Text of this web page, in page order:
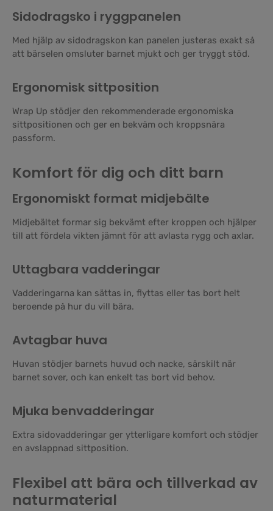
Sidodragsko i ryggpanelen
Med hjälp av sidodragskon kan panelen justeras exakt så
att bärselen omsluter barnet mjukt och ger tryggt stöd.
Ergonomisk sittposition
Wrap Up stödjer den rekommenderade ergonomiska
sittpositionen och ger en bekväm och kroppsnära
passform.
Komfort för dig och ditt barn
Ergonomiskt format midjebälte
Midjebältet formar sig bekvämt efter kroppen och hjälper
till att fördela vikten jämnt för att avlasta rygg och axlar.
Uttagbara vadderingar
Vadderingarna kan sättas in, flyttas eller tas bort helt
beroende på hur du vill bära.
Avtagbar huva
Huvan stödjer barnets huvud och nacke, särskilt när
barnet sover, och kan enkelt tas bort vid behov.
Mjuka benvadderingar
Extra sidovadderingar ger ytterligare komfort och stödjer
en avslappnad sittposition.
Flexibel att bära och tillverkad av
naturmaterial